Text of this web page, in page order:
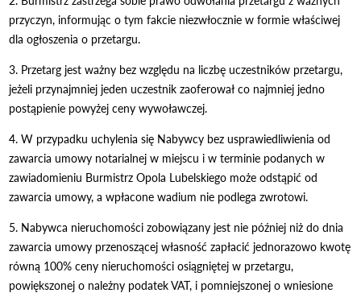
przyczyn, informując o tym fakcie niezwłocznie w formie właściwej
dla ogłoszenia o przetargu.
3. Przetarg jest ważny bez względu na liczbę uczestników przetargu,
jeżeli przynajmniej jeden uczestnik zaoferował co najmniej jedno
postąpienie powyżej ceny wywoławczej.
4. W przypadku uchylenia się Nabywcy bez usprawiedliwienia od
zawarcia umowy notarialnej w miejscu i w terminie podanych w
zawiadomieniu Burmistrz Opola Lubelskiego może odstąpić od
zawarcia umowy, a wpłacone wadium nie podlega zwrotowi.
5. Nabywca nieruchomości zobowiązany jest nie później niż do dnia
zawarcia umowy przenoszącej własność zapłacić jednorazowo kwotę
równą 100% ceny nieruchomości osiągniętej w przetargu,
powiększonej o należny podatek VAT, i pomniejszonej o wniesione